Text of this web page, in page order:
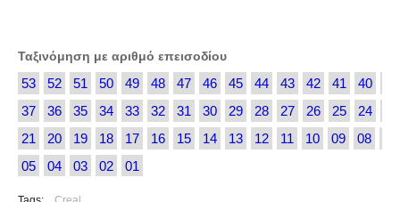
Ταξινόμηση με αριθμό επεισοδίου
53 52 51 50 49 48 47 46 45 44 43 42 41 40
37
36 35 34 33 32 31 30 29 28 27 26 25 24
21
20 19 18 17 16 15 14 13 12 11 10 09 08
05
04 03 02 01